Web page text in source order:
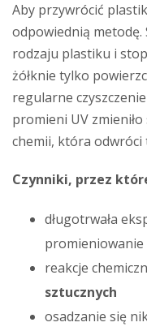
Aby przywrócić
odpowiednią metodę.
rodzaju plastiku i
żółknie tylko
regularne
promieni UV
chemii, która odwróci
Czynniki, przez
długotrwała
promieniowanie
reakcje
sztucznych
osadzanie się